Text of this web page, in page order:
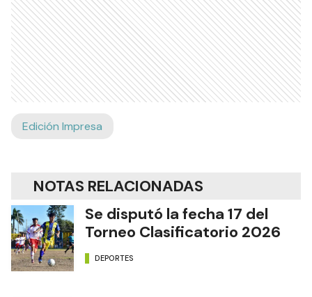
Edición Impresa
NOTAS RELACIONADAS
Se disputó la fecha 17 del
Torneo Clasificatorio 2026
DEPORTES